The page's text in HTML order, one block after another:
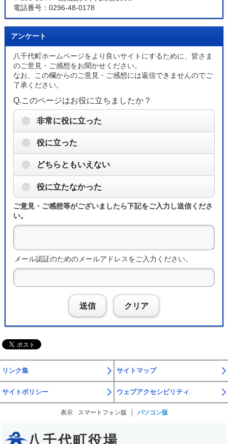
電話番号：0296-48-0178
アンケート
八千代町ホームページをより良いサイトにするために、皆さま
のご意見・ご感想をお聞かせください。
なお、この欄からのご意見・ご感想には返信できませんのでご
了承ください。
Q.このページはお役に立ちましたか？
非常に役に立った
役に立った
どちらともいえない
役に立たなかった
ご意見・ご感想等がございましたら下記をご入力し送信くださ
い。
メール認証のためのメールアドレスをご入力ください。
送信 クリア
リンク集 サイトマップ
サイトポリシー ウェブアクセシビリティ
表示 スマートフォン版 パソコン版
八千代町役場